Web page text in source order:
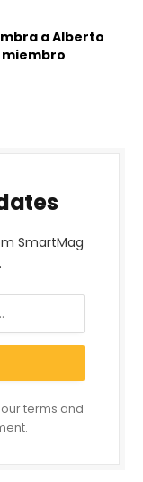
a Alberto
SmartMag
terms and